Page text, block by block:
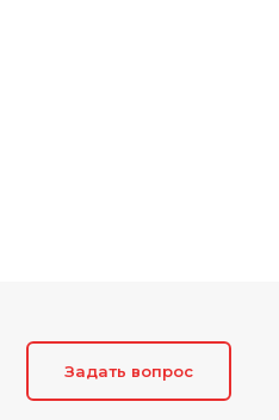
Задать вопрос